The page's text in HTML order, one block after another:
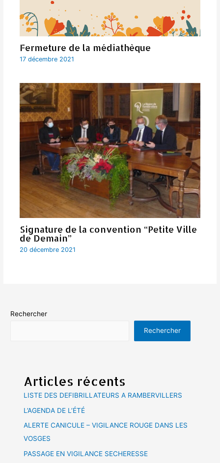
Fermeture de la médiathèque
17 décembre 2021
Signature de la convention “Petite Ville
de Demain”
20 décembre 2021
Rechercher
Rechercher
Articles récents
LISTE DES DEFIBRILLATEURS A RAMBERVILLERS
L’AGENDA DE L’ÉTÉ
ALERTE CANICULE – VIGILANCE ROUGE DANS LES
VOSGES
PASSAGE EN VIGILANCE SECHERESSE